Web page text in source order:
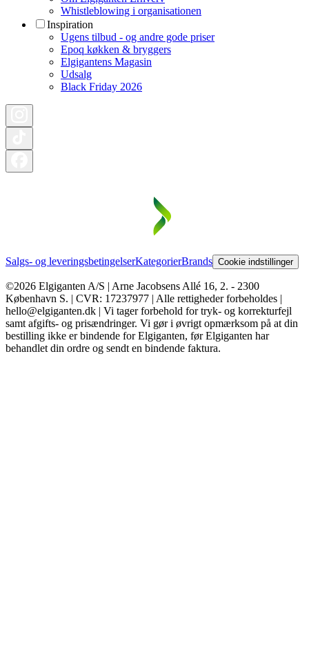
Whistleblowing i organisationen
Inspiration
Ugens tilbud - og andre gode priser
Epoq køkken & bryggers
Elgigantens Magasin
Udsalg
Black Friday 2026
Salgs- og leveringsbetingelserKategorierBrands Cookie indstillinger
©2026 Elgiganten A/S | Arne Jacobsens Allé 16, 2. - 2300
København S. | CVR: 17237977 | Alle rettigheder forbeholdes |
hello@elgiganten.dk | Vi tager forbehold for tryk- og korrekturfejl
samt afgifts- og prisændringer. Vi gør i øvrigt opmærksom på at din
bestilling ikke er bindende for Elgiganten, før Elgiganten har
behandlet din ordre og sendt en bindende faktura.